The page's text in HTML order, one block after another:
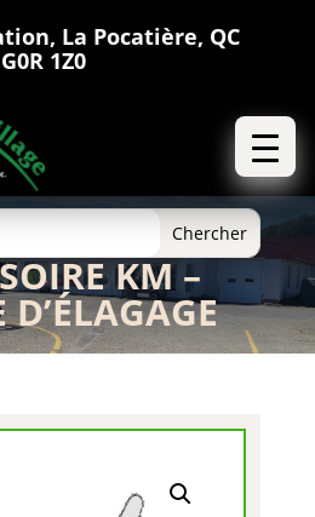
La Pocatière, QC
G0R 1Z0
KM –
D’ÉLAGAGE